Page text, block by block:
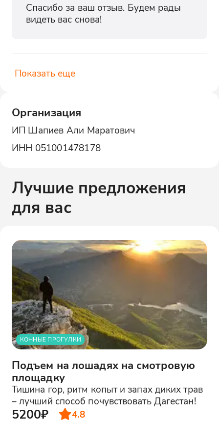
Спасибо за ваш отзыв. Будем рады
видеть вас снова!
Показать еще
Организация
ИП Шапиев Али Маратович
ИНН 051001478178
Лучшие предложения
для вас
КОННЫЕ ПРОГУЛКИ
Подъем на лошадях на смотровую
площадку
Тишина гор, ритм копыт и запах диких трав
– лучший способ почувствовать Дагестан!
5200₽ 4.8